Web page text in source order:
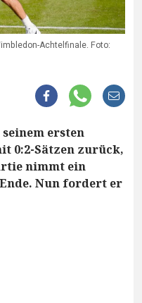
Achtelfinale. Foto:
ersten
0:2-Sätzen zurück,
nimmt ein
Nun fordert er